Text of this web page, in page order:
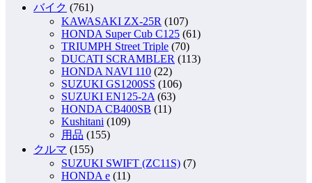
バイク (761)
KAWASAKI ZX-25R (107)
HONDA Super Cub C125 (61)
TRIUMPH Street Triple (70)
DUCATI SCRAMBLER (113)
HONDA NAVI 110 (22)
SUZUKI GS1200SS (106)
SUZUKI EN125-2A (63)
HONDA CB400SB (11)
Kushitani (109)
用品 (155)
クルマ (155)
SUZUKI SWIFT (ZC11S) (7)
HONDA e (11)